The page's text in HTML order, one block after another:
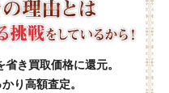
き買取価格に還元。
り高額査定。